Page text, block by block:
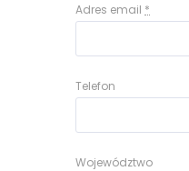
Adres email *
Telefon
Województwo